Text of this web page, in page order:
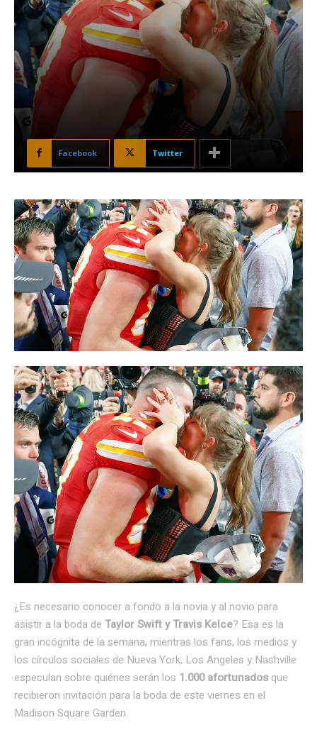
Facebook Twitter
¿Es necesario conocer a fondo a la novia y al novio para
asistir a la boda de Taylor Swift y Travis Kelce? Esa es la
gran incógnita de la semana, mientras los fans, los medios y
los círculos sociales de Nueva York, Los Angeles y Nashville
especulan sobre quiénes serán los 1.000 afortunados que
recibieron invitación para la boda de este viernes en el
Madison Square Garden.